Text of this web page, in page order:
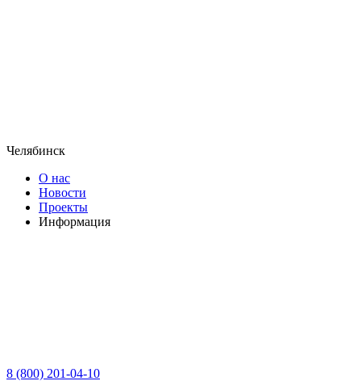
Челябинск
О нас
Новости
Проекты
Информация
8 (800) 201-04-10